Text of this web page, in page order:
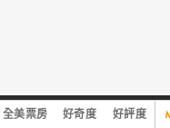
全美票房 好奇度 好評度